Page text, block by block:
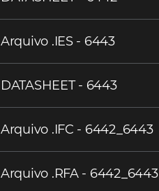
Arquivo .IES - 6443
DATASHEET - 6443
Arquivo .IFC - 6442_6443
Arquivo .RFA - 6442_6443